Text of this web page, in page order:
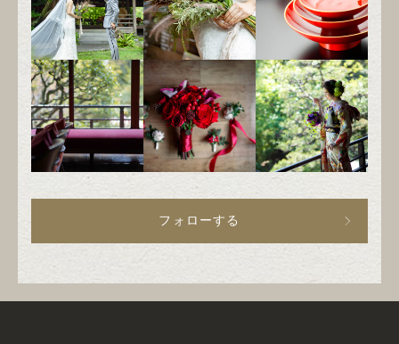
フォローする